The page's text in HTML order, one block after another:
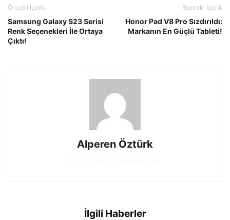
Önceki İçerik
Samsung Galaxy S23 Serisi
Renk Seçenekleri İle Ortaya
Çıktı!
Sonraki İçerik
Honor Pad V8 Pro Sızdırıldı:
Markanın En Güçlü Tableti!
Alperen Öztürk
İlgili Haberler